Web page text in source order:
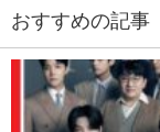
おすすめの記事